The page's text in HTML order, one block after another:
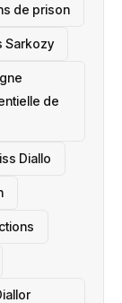
de prison
Sarkozy
de
Diallo